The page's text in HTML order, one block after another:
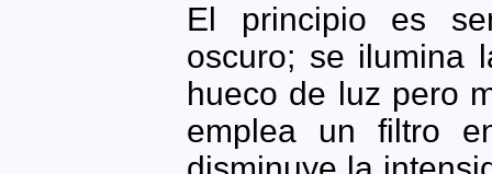
El principio es
oscuro; se ilumina
hueco de luz pero
emplea un filtro